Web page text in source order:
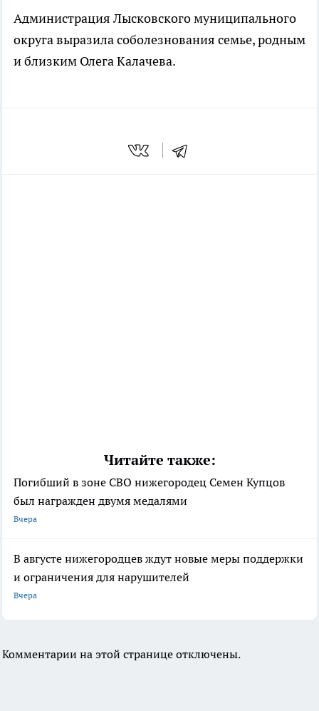
Администрация Лысковского муниципального
округа выразила соболезнования семье, родным
и близким Олега Калачева.
Читайте также:
Погибший в зоне СВО нижегородец Семен Купцов
был награжден двумя медалями
Вчера
В августе нижегородцев ждут новые меры поддержки
и ограничения для нарушителей
Вчера
Комментарии на этой странице отключены.